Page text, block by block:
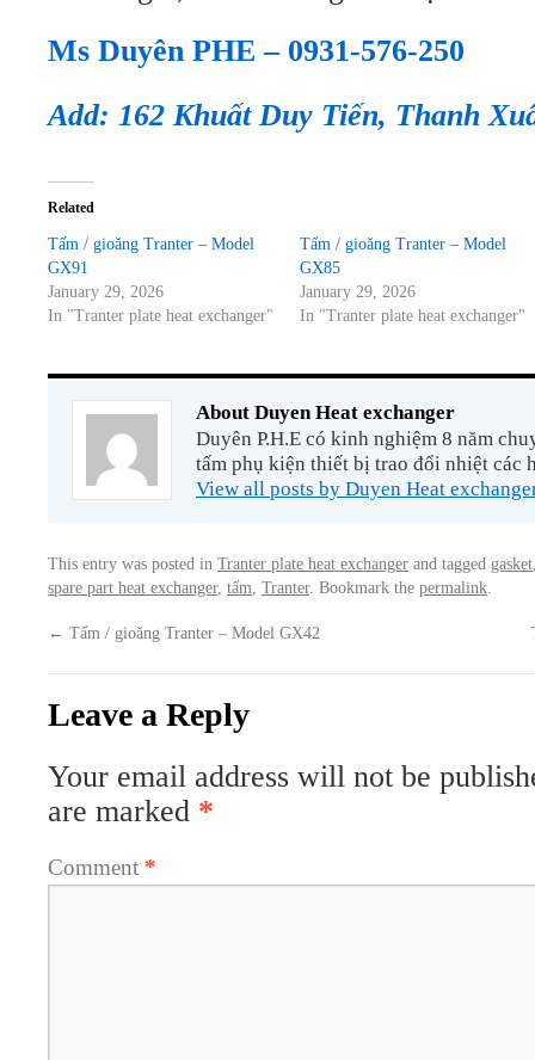
Ms Duyên PHE – 0931-576-250
Add: 162 Khuất Duy Tiến, Thanh
Related
Tấm / gioăng Tranter – Model
GX91
January 29, 2026
In "Tranter plate heat exchanger"
Tấm / gioăng Tranter – Model
GX85
January 29, 2026
In "Tranter plate heat exchanger"
About Duyen Heat exchanger
Duyên P.H.E có kinh nghiệm 8 năm
tấm phụ kiện thiết bị trao đổi nhiệt các
View all posts by Duyen Heat
This entry was posted in Tranter plate heat exchanger and tagged gasket
spare part heat exchanger, tấm, Tranter. Bookmark the permalink.
← Tấm / gioăng Tranter – Model GX42
Leave a Reply
Your email address will not be
are marked *
Comment *